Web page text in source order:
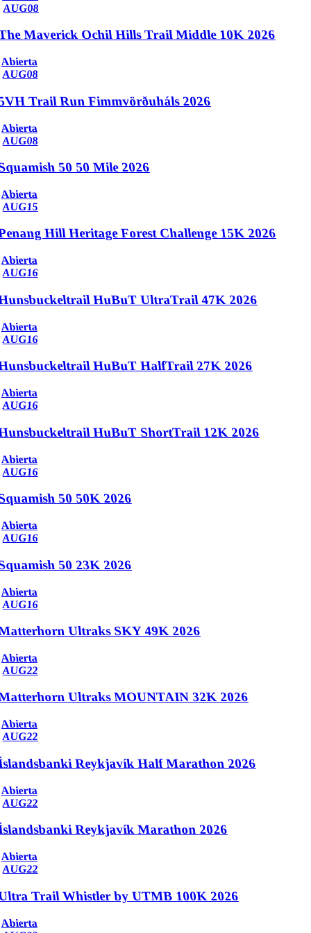
AUG08
Maverick Ochil Hills Trail Middle 10K 2026
Abierta
AUG08
Trail Run Fimmvörðuháls 2026
Abierta
AUG08
50 50 Mile 2026
Abierta
AUG15
Hill Heritage Forest Challenge 15K 2026
Abierta
AUG16
HuBuT UltraTrail 47K 2026
Abierta
AUG16
HuBuT HalfTrail 27K 2026
Abierta
AUG16
HuBuT ShortTrail 12K 2026
Abierta
AUG16
50 50K 2026
Abierta
AUG16
50 23K 2026
Abierta
AUG16
Ultraks SKY 49K 2026
Abierta
AUG22
Ultraks MOUNTAIN 32K 2026
Abierta
AUG22
Reykjavík Half Marathon 2026
Abierta
AUG22
Reykjavík Marathon 2026
Abierta
AUG22
Trail Whistler by UTMB 100K 2026
Abierta